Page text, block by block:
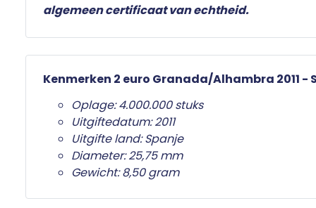
algemeen certificaat van echtheid.
Kenmerken 2 euro Granada/Alhambra 2011 -
Oplage: 4.000.000 stuks
Uitgiftedatum: 2011
Uitgifte land: Spanje
Diameter: 25,75 mm
Gewicht: 8,50 gram